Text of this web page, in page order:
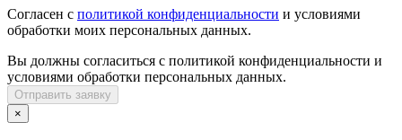
Согласен с политикой конфиденциальности и условиями
обработки моих персональных данных.
Вы должны согласиться с политикой конфиденциальности и
условиями обработки персональных данных.
Отправить заявку
×